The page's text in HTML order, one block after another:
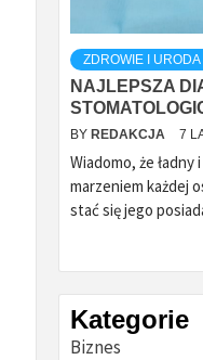
ZDROWIE I URODA
NAJLEPSZA
BY REDAKCJA 7
Wiadomo, że
marzeniem każdej
stać się jego
Kategorie
Biznes